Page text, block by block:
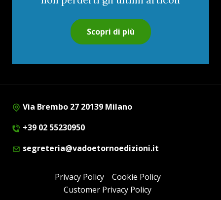
Scopri di più
Via Brembo 27 20139 Milano
+39 02 55230950
segreteria@vadoetornoedizioni.it
Privacy Policy
Cookie Policy
Customer Privacy Policy